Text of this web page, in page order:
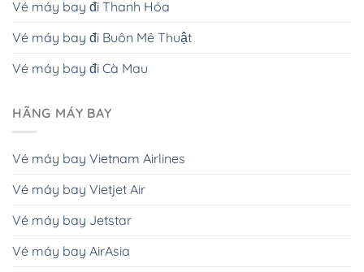
Vé máy bay đi Thanh Hóa
Vé máy bay đi Buôn Mê Thuật
Vé máy bay đi Cà Mau
HÃNG MÁY BAY
Vé máy bay Vietnam Airlines
Vé máy bay Vietjet Air
Vé máy bay Jetstar
Vé máy bay AirAsia